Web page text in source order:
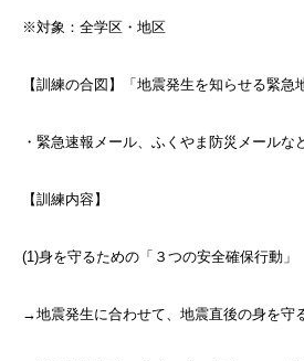
※対象：全学区・地区
【訓練の合図】「地震発生を知らせる緊急
・緊急速報メール、ふくやま防災メールな
【訓練内容】
(1)身を守るための「３つの安全確保行動」
→地震発生に合わせて、地震直後の身を守